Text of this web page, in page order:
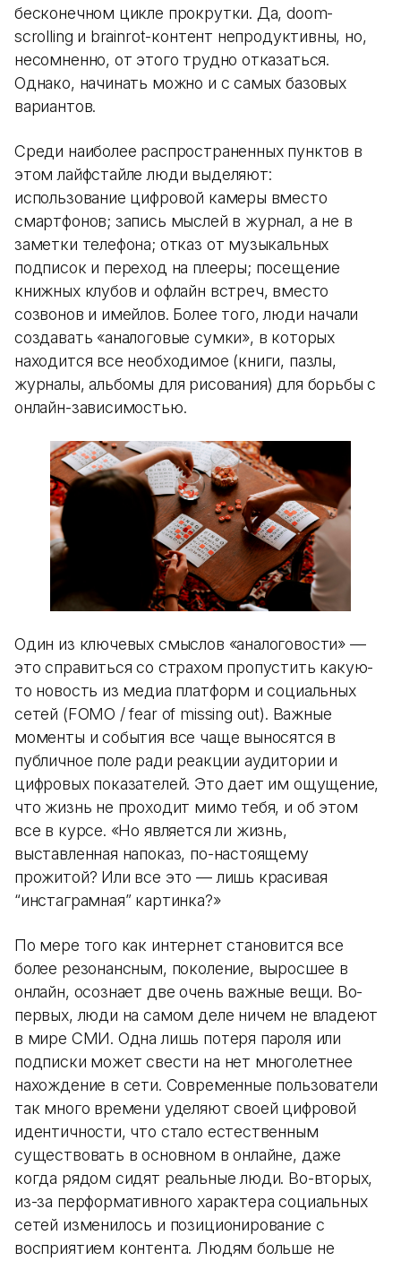
бесконечном цикле прокрутки. Да, doom-
scrolling и brainrot-контент непродуктивны, но,
несомненно, от этого трудно отказаться.
Однако, начинать можно и с самых базовых
вариантов.
Среди наиболее распространенных пунктов в
этом лайфстайле люди выделяют:
использование цифровой камеры вместо
смартфонов; запись мыслей в журнал, а не в
заметки телефона; отказ от музыкальных
подписок и переход на плееры; посещение
книжных клубов и офлайн встреч, вместо
созвонов и имейлов. Более того, люди начали
создавать «аналоговые сумки», в которых
находится все необходимое (книги, пазлы,
журналы, альбомы для рисования) для борьбы с
онлайн-зависимостью.
Один из ключевых смыслов «аналоговости» —
это справиться со страхом пропустить какую-
то новость из медиа платформ и социальных
сетей (FOMO / fear of missing out). Важные
моменты и события все чаще выносятся в
публичное поле ради реакции аудитории и
цифровых показателей. Это дает им ощущение,
что жизнь не проходит мимо тебя, и об этом
все в курсе. «Но является ли жизнь,
выставленная напоказ, по-настоящему
прожитой? Или все это — лишь красивая
“инстаграмная” картинка?»
По мере того как интернет становится все
более резонансным, поколение, выросшее в
онлайн, осознает две очень важные вещи. Во-
первых, люди на самом деле ничем не владеют
в мире СМИ. Одна лишь потеря пароля или
подписки может свести на нет многолетнее
нахождение в сети. Современные пользователи
так много времени уделяют своей цифровой
идентичности, что стало естественным
существовать в основном в онлайне, даже
когда рядом сидят реальные люди. Во-вторых,
из-за перформативного характера социальных
сетей изменилось и позиционирование с
восприятием контента. Людям больше не